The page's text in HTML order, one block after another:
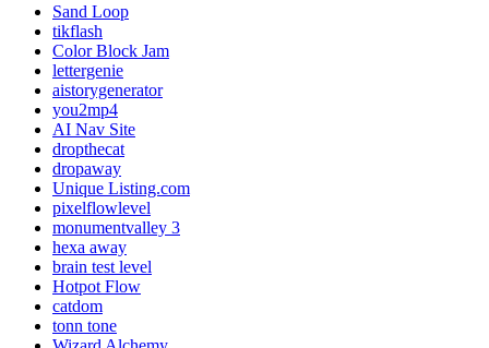
Sand Loop
tikflash
Color Block Jam
lettergenie
aistorygenerator
you2mp4
AI Nav Site
dropthecat
dropaway
Unique Listing.com
pixelflowlevel
monumentvalley 3
hexa away
brain test level
Hotpot Flow
catdom
tonn tone